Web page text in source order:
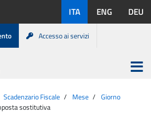
disponibili:
ITA ENG DEU
Accesso ai servizi
Apri
menu
Scadenzario Fiscale Mese
Giorno
sostitutiva